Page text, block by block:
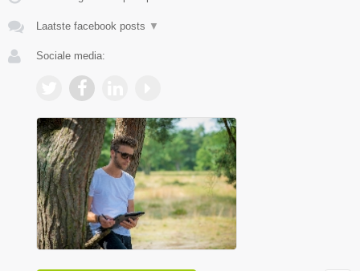
Laatste facebook posts ▼
Sociale media: